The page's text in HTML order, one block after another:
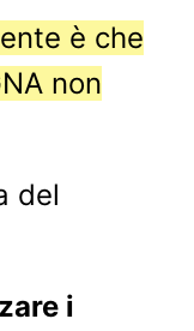
è che
non
del
i